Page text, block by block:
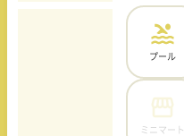
プール
ミニマート